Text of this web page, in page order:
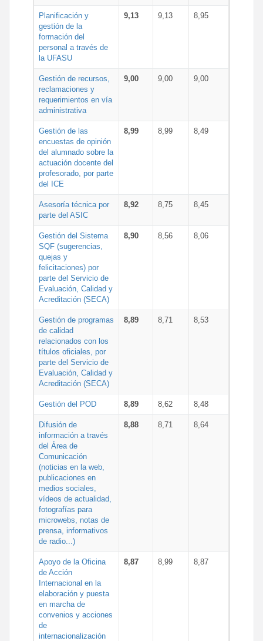
Planificación y
gestión de la
formación del
personal a través de
la UFASU
9,13 9,13 8,95
Gestión de recursos,
reclamaciones y
requerimientos en vía
administrativa
9,00 9,00 9,00
Gestión de las
encuestas de opinión
del alumnado sobre la
actuación docente del
profesorado, por parte
del ICE
8,99 8,99 8,49
Asesoría técnica por
parte del ASIC
8,92 8,75 8,45
Gestión del Sistema
SQF (sugerencias,
quejas y
felicitaciones) por
parte del Servicio de
Evaluación, Calidad y
Acreditación (SECA)
8,90 8,56 8,06
Gestión de programas
de calidad
relacionados con los
títulos oficiales, por
parte del Servicio de
Evaluación, Calidad y
Acreditación (SECA)
8,89 8,71 8,53
Gestión del POD 8,89 8,62 8,48
Difusión de
información a través
del Área de
Comunicación
(noticias en la web,
publicaciones en
medios sociales,
vídeos de actualidad,
fotografías para
microwebs, notas de
prensa, informativos
de radio...)
8,88 8,71 8,64
Apoyo de la Oficina
de Acción
Internacional en la
elaboración y puesta
en marcha de
convenios y acciones
de
internacionalización
8,87 8,99 8,87